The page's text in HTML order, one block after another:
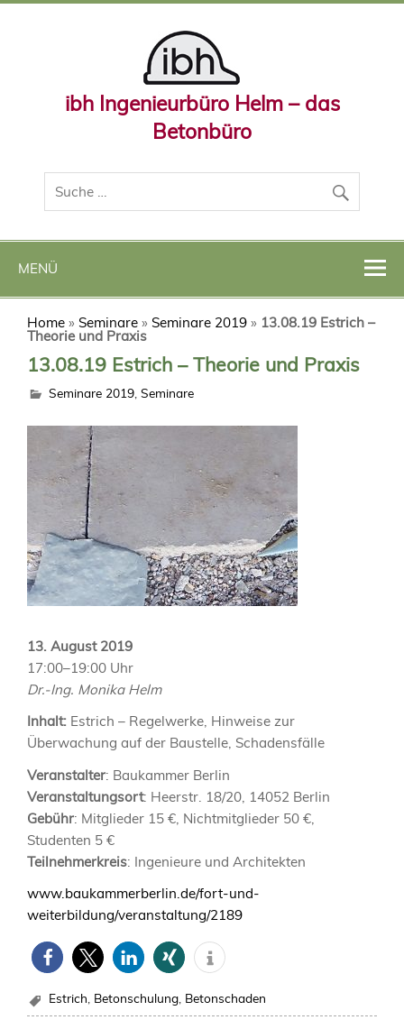
ibh Ingenieurbüro Helm – das
Betonbüro
MENÜ
Home »Seminare »Seminare 2019 » 13.08.19 Estrich –
Theorie und Praxis
13.08.19 Estrich – Theorie und Praxis
Seminare 2019 ,Seminare
13. August 2019
17:00–19:00 Uhr
Dr.-Ing. Monika Helm
Inhalt: Estrich – Regelwerke, Hinweise zur
Überwachung auf der Baustelle, Schadensfälle
Veranstalter: Baukammer Berlin
Veranstaltungsort: Heerstr. 18/20, 14052 Berlin
Gebühr: Mitglieder 15 €, Nichtmitglieder 50 €,
Studenten 5 €
Teilnehmerkreis: Ingenieure und Architekten
www.baukammerberlin.de/fort-und-
weiterbildung/veranstaltung/2189
Estrich Betonschulung Betonschaden